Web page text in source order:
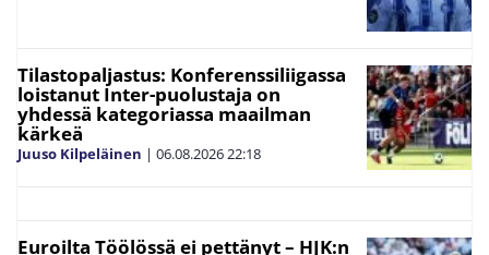
Tilastopaljastus: Konferenssiliigassa
loistanut Inter-puolustaja on
yhdessä kategoriassa maailman
kärkeä
Juuso Kilpeläinen | 06.08.202622:18
Euroilta Töölössä ei pettänyt – HJK:n